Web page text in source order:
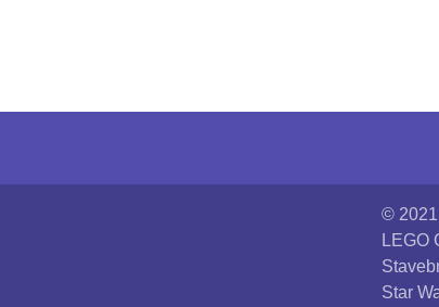
© 2021
LEGO
Star